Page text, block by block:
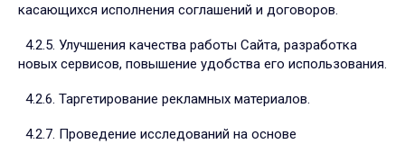
касающихся исполнения соглашений и договоров.
4.2.5. Улучшения качества работы Сайта, разработка
новых сервисов, повышение удобства его использования.
4.2.6. Таргетирование рекламных материалов.
4.2.7. Проведение исследований на основе